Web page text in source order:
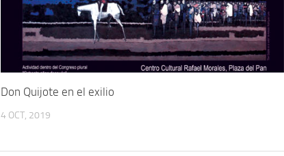
Don Quijote en el exilio
4 OCT, 2019